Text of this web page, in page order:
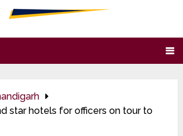
star hotels for officers on tour to